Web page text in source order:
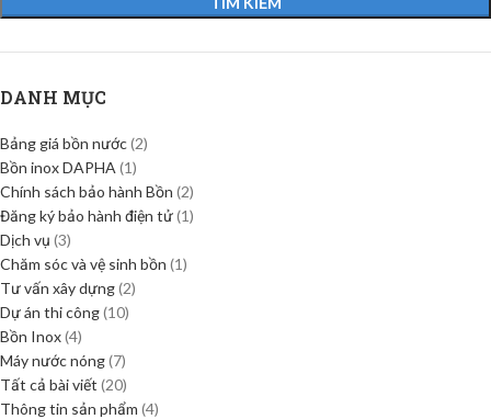
DANH MỤC
Bảng giá bồn nước(2)
Bồn inox DAPHA (1)
Chính sách bảo hành Bồn (2)
Đăng ký bảo hành điện tử(1)
Dịch vụ (3)
Chăm sóc và vệ sinh bồn (1)
Tư vấn xây dựng(2)
Dự án thi công(10)
Bồn Inox(4)
Máy nước nóng(7)
Tất cả bài viết (20)
Thông tin sản phẩm (4)